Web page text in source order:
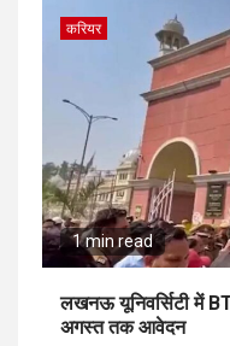
करियर
1 min read
लखनऊ यूनिवर्सिटी में
अगस्त तक आवेदन